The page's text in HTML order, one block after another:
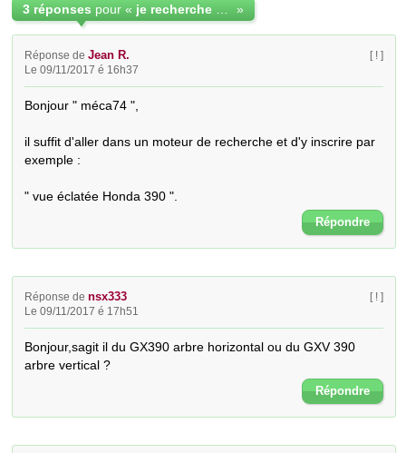
3 réponses pour « »
Réponse deJean R.
Le 09/11/2017 é 16h37
[ ! ]
Bonjour " méca74 ",
il suffit d'aller dans un moteur de recherche et d'y inscrire par
exemple :
" vue éclatée Honda 390 ".
Répondre
Réponse densx333
Le 09/11/2017 é 17h51
[ ! ]
Bonjour,sagit il du GX390 arbre horizontal ou du GXV 390
arbre vertical ?
Répondre